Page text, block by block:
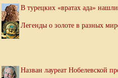
В турецких «вратах ада»
Легенды о золоте в разных
Назван лауреат Нобелевской